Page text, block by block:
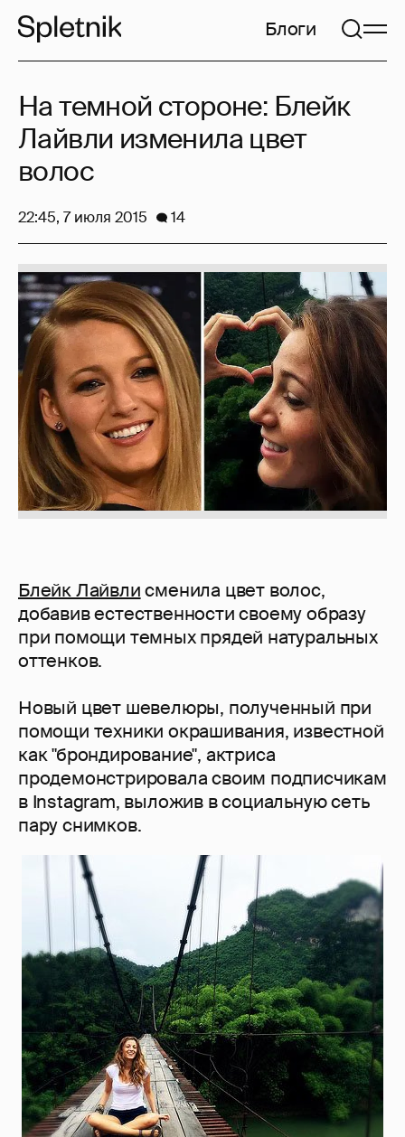
Блоги
Блейк Лайвлисменила цвет волос,
добавив естественности своему образу
при помощи темных прядей натуральных
оттенков.
Новый цвет шевелюры, полученный при
помощи техники окрашивания, известной
как "брондирование", актриса
продемонстрировала своим подписчикам
в Instagram, выложив в социальную сеть
пару снимков.
На темной стороне: Блейк
Лайвли изменила цвет
волос
22:45, 7 июля 2015 14